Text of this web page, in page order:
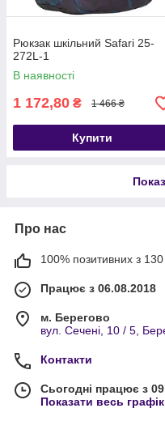
Рюкзак шкільний Safari 25-
272L-1
В наявності
1 172,80 ₴ 1 466 ₴
Купити
Про нас
100% позитивних з 130
Працює з 06.08.2018
м. Берегово
вул. Сечені, 10 / 5,
Контакти
Сьогодні працює з
Показати весь